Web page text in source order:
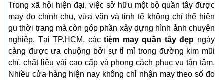
Trong xã hội hiện đại, việc sở hữu một bộ quần tây được
may đo chỉnh chu, vừa vặn và tinh tế không chỉ thể hiện
gu thời trang mà còn góp phần xây dựng hình ảnh chuyên
nghiệp. Tại TP.HCM, cáctiệm may quần tây đẹp ngày
càng được ưa chuộng bởi sự tỉ mỉ trong đường kim mũi
chỉ, chất liệu vải cao cấp và phong cách phục vụ tận tâm.
Nhiều cửa hàng hiện nay không chỉ nhận may theo số đo